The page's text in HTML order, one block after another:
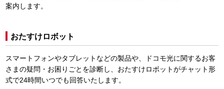
案内します。
おたすけロボット
スマートフォンやタブレットなどの製品や、ドコモ光に関するお客
さまの疑問・お困りごとを診断し、おたすけロボットがチャット形
式で24時間いつでも回答いたします。